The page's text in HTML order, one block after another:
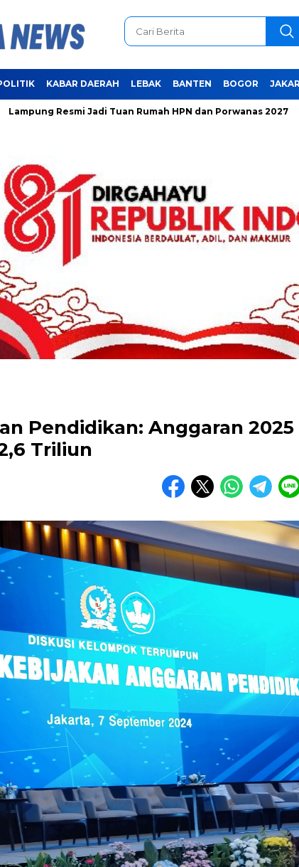
KABAR DAERAH LEBAK BANTEN BOGOR
Resmi Jadi Tuan Rumah HPN dan Porwanas 2027
Pendidikan: Anggaran 2025
Triliun